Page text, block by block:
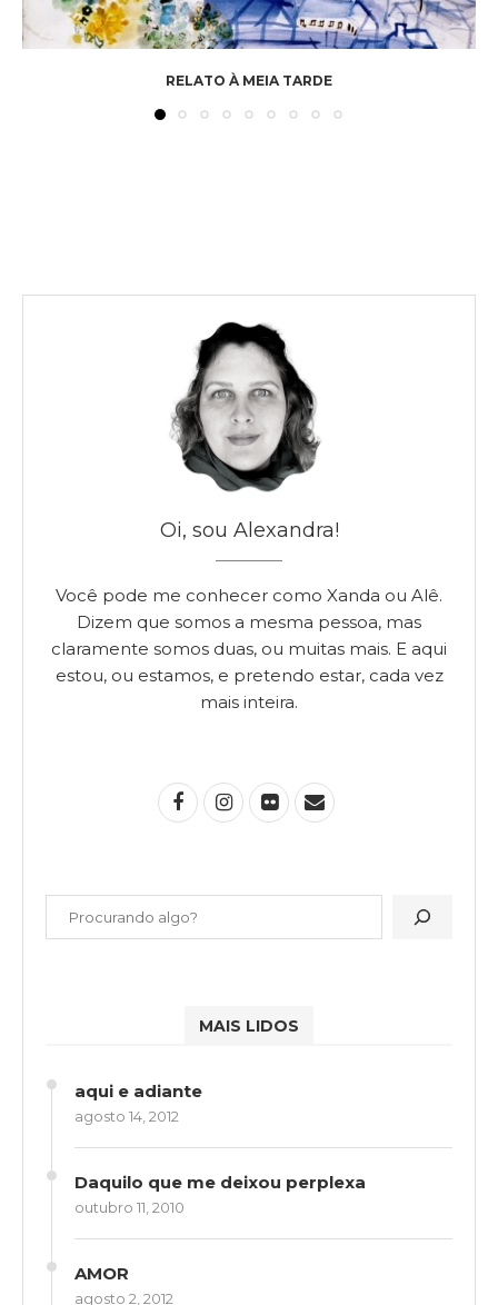
RELATO À MEIA TARDE
Oi, sou Alexandra!
Você pode me conhecer como Xanda ou Alê.
Dizem que somos a mesma pessoa, mas
claramente somos duas, ou muitas mais. E aqui
estou, ou estamos, e pretendo estar, cada vez
mais inteira.
MAIS LIDOS
aqui e adiante
agosto 14, 2012
Daquilo que me deixou perplexa
outubro 11, 2010
AMOR
agosto 2, 2012